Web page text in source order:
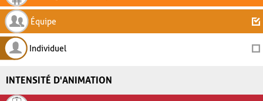
Équipe
Individuel
INTENSITÉ D'ANIMATION